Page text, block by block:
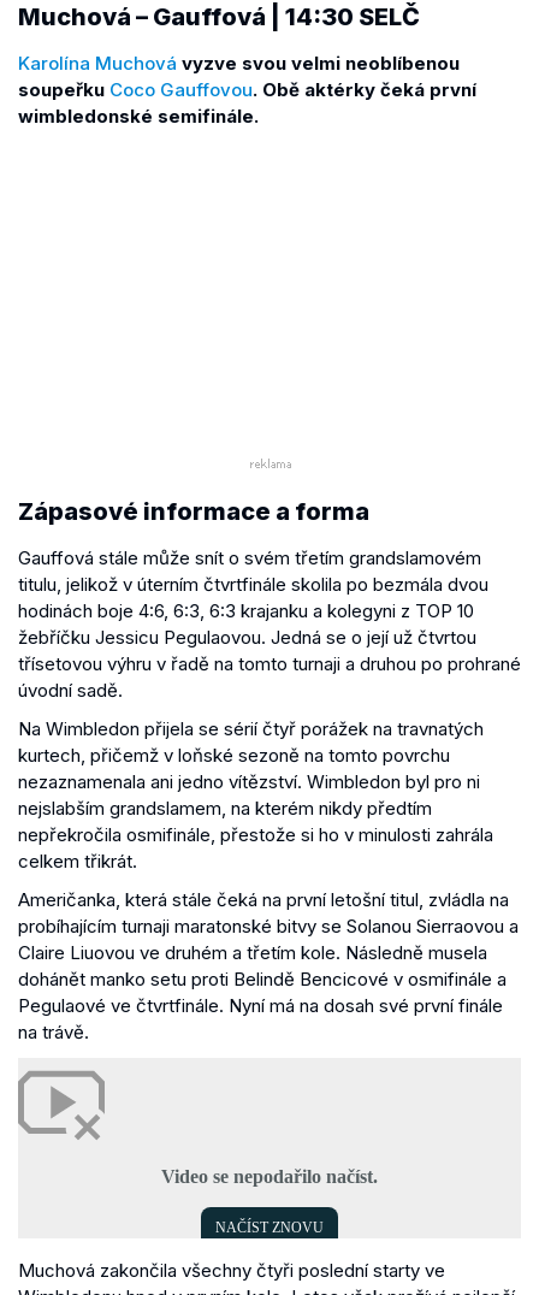
Muchová – Gauffová | 14:30 SELČ
Karolína Muchová vyzve svou velmi neoblíbenou
soupeřku Coco Gauffovou. Obě aktérky čeká první
wimbledonské semifinále.
Zápasové informace a forma
Gauffová stále může snít o svém třetím grandslamovém
titulu, jelikož v úterním čtvrtfinále skolila po bezmála dvou
hodinách boje 4:6, 6:3, 6:3 krajanku a kolegyni z TOP 10
žebříčku Jessicu Pegulaovou. Jedná se o její už čtvrtou
třísetovou výhru v řadě na tomto turnaji a druhou po prohrané
úvodní sadě.
Na Wimbledon přijela se sérií čtyř porážek na travnatých
kurtech, přičemž v loňské sezoně na tomto povrchu
nezaznamenala ani jedno vítězství. Wimbledon byl pro ni
nejslabším grandslamem, na kterém nikdy předtím
nepřekročila osmifinále, přestože si ho v minulosti zahrála
celkem třikrát.
Američanka, která stále čeká na první letošní titul, zvládla na
probíhajícím turnaji maratonské bitvy se Solanou Sierraovou a
Claire Liuovou ve druhém a třetím kole. Následně musela
dohánět manko setu proti Belindě Bencicové v osmifinále a
Pegulaové ve čtvrtfinále. Nyní má na dosah své první finále
na trávě.
Muchová zakončila všechny čtyři poslední starty ve